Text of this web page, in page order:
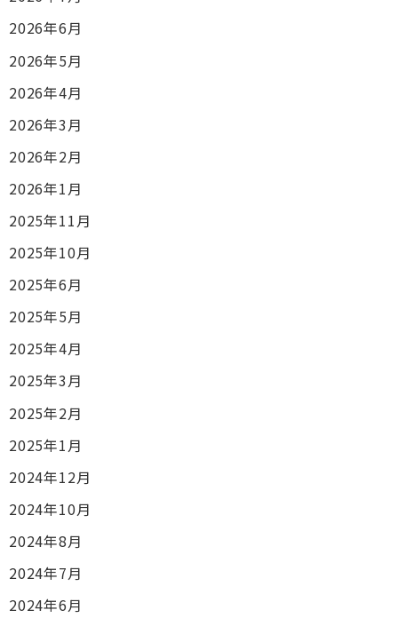
2026年6月
2026年5月
2026年4月
2026年3月
2026年2月
2026年1月
2025年11月
2025年10月
2025年6月
2025年5月
2025年4月
2025年3月
2025年2月
2025年1月
2024年12月
2024年10月
2024年8月
2024年7月
2024年6月